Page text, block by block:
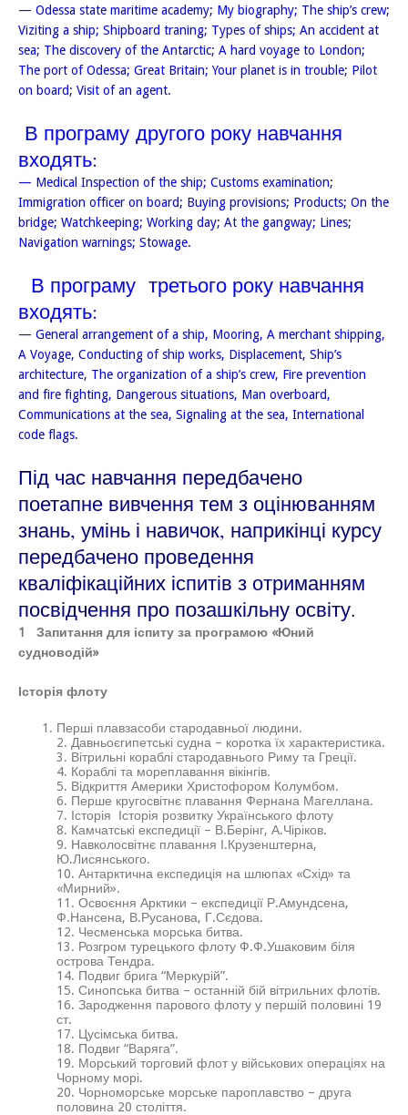
— Odessa state maritime academy; My biography; The ship’s crew;
Viziting a ship; Shipboard traning; Types of ships; An accident at
sea; The discovery of the Antarctic; A hard voyage to London;
The port of Odessa; Great Britain; Your planet is in trouble; Pilot
on board; Visit of an agent.
В програму другого року навчання
входять:
— Medical Inspection of the ship; Customs examination;
Immigration officer on board; Buying provisions; Products; On the
bridge; Watchkeeping; Working day; At the gangway; Lines;
Navigation warnings; Stowage.
В програму третього року навчання
входять:
— General arrangement of a ship, Mooring, A merchant shipping,
A Voyage, Conducting of ship works, Displacement, Ship’s
architecture, The organization of a ship’s crew, Fire prevention
and fire fighting, Dangerous situations, Man overboard,
Communications at the sea, Signaling at the sea, International
code flags.
Під час навчання передбачено
поетапне вивчення тем з оцінюванням
знань, умінь і навичок, наприкінці курсу
передбачено проведення
кваліфікаційних іспитів з отриманням
посвідчення про позашкільну освіту.
1 Запитання для іспиту за програмою «Юний
судноводій»
Історія флоту
Перші плавзасоби стародавньої людини.
2. Давньоєгипетські судна – коротка їх характеристика.
3. Вітрильні кораблі стародавнього Риму та Греції.
4. Кораблі та мореплавання вікінгів.
5. Відкриття Америки Христофором Колумбом.
6. Перше кругосвітнє плавання Фернана Магеллана.
7. Історія Історія розвитку Українського флоту
8. Камчатські експедиції – В.Берінг, А.Чіріков.
9. Навколосвітнє плавання І.Крузенштерна,
Ю.Лисянського.
10. Антарктична експедиція на шлюпах «Схід» та
«Мирний».
11. Освоєння Арктики – експедиції Р.Амундсена,
Ф.Нансена, В.Русанова, Г.Сєдова.
12. Чесменська морська битва.
13. Розгром турецького флоту Ф.Ф.Ушаковим біля
острова Тендра.
14. Подвиг брига “Меркурій”.
15. Синопська битва – останній бій вітрильних флотів.
16. Зародження парового флоту у першій половині 19
ст.
17. Цусімська битва.
18. Подвиг “Варяга”.
19. Морський торговий флот у військових операціях на
Чорному морі.
20. Чорноморське морське пароплавство – друга
половина 20 століття.